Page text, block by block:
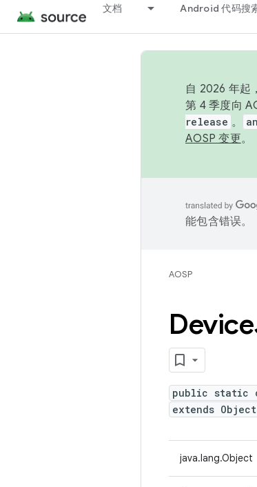
文档 Android 代码搜
自 2026 年起
第 4 季度向
release 。
AOSP 变更。
能包含错误。
AOSP
Device
public static
extends Object
java.lang.Object